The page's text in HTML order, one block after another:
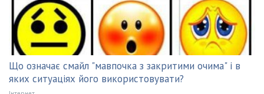
Що означає смайл "мавпочка з закритими очима" і в
яких ситуаціях його використовувати?